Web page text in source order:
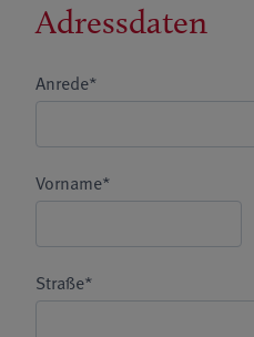
Adressdaten
Anrede*
Vorname*
Straße*